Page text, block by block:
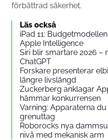
förbättrad säkerhet.
Läs också
iPad 11:
Apple Intelligence
Siri blir smartare 2026 –
ChatGPT
Forskare presenterar
längre livslängd
Zuckerberg anklagar
hämmar konkurrensen
Varning: Apparaterna
grenuttag
Roborocks nya
nivå med mekanisk arm